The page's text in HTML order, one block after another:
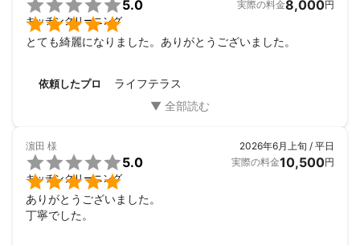


5.0
キッチンクリーニング
実際の料金8,000円
とても綺麗になりました。ありがとうございました。
依頼したプロ ライフテラス
濵田 様


5.0
キッチンクリーニング
2026年6月上旬 / 平日
実際の料金10,500円
ありがとうございました。
丁寧でした。